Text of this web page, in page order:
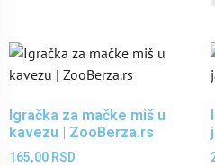
Igračka za mačke miš u
kavezu | ZooBerza.rs
165,00 RSD